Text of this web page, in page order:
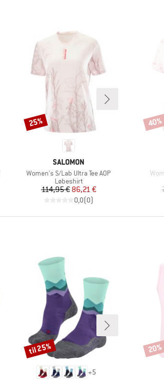
MÆRKE
SALOMON
Artikel
Women's S/Lab Ultra Tee AOP
Produktgruppe
Løbeshirt
Pris
114,95 €Nedsat pris
86,21 €
0,0(0)
Rabat
25% Rabat
40%
+5
Rabat
til 25% Rabat
20%